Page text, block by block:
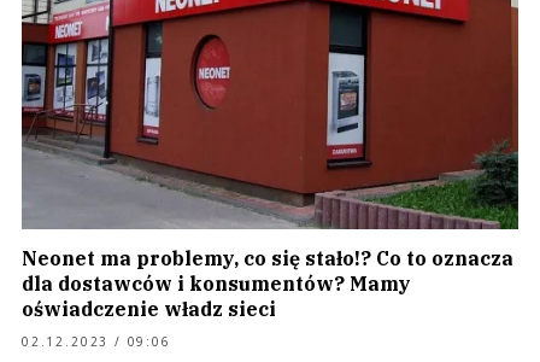
Neonet ma problemy, co się stało!? Co to oznacza
dla dostawców i konsumentów? Mamy
oświadczenie władz sieci
02.12.2023 / 09:06